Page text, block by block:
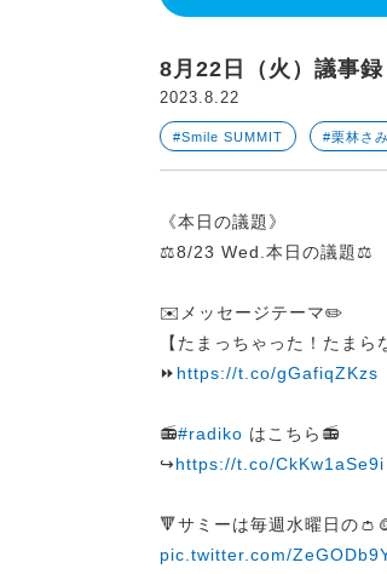
8月22日（火）議事録
2023.8.22
#Smile SUMMIT #栗林さみ
《本日の議題》
⚖️8/23 Wed.本日の議題⚖️
✉️メッセージテーマ✏️
【たまっちゃった！たまら
⏩ https://t.co/gGafiqZKzs
📻#radiko はこちら📻
↪︎https://t.co/CkKw1aSe9i
🔻サミーは毎週水曜日の
pic.twitter.com/